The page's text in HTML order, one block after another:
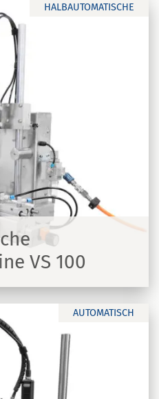
HALBAUTOMATISCHE
VS 100
AUTOMATISCH